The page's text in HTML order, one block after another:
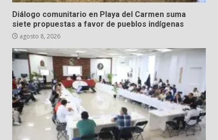
Diálogo comunitario en Playa del Carmen suma
siete propuestas a favor de pueblos indígenas
agosto 8, 2026